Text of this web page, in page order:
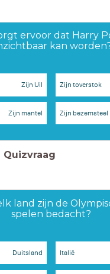
ervoor dat Harry
kan
Zijn Uil Zijn toverstok
Zijn mantel Zijn bezemsteel
Quizvraag
land zijn de
spelen bedacht?
Duitsland Italië